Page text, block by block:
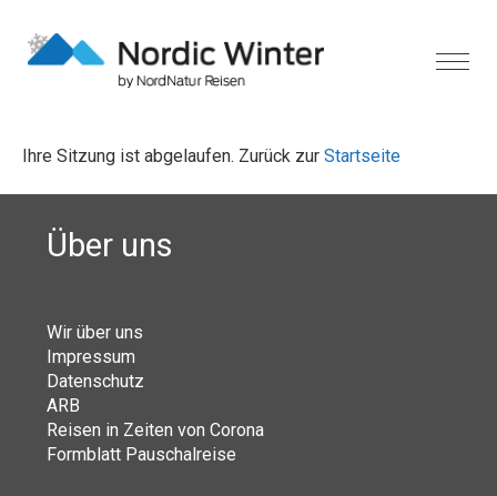
Ihre Sitzung ist abgelaufen. Zurück zur Startseite
Über uns
Wir über uns
Impressum
Datenschutz
ARB
Reisen in Zeiten von Corona
Formblatt Pauschalreise